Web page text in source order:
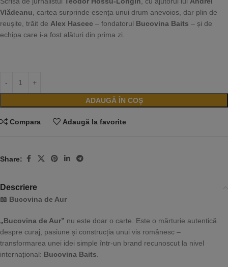
Vlădeanu, cartea surprinde esența unui drum anevoios, dar plin de
reușite, trăit de Alex Hascec – fondatorul Bucovina Baits – și de
echipa care i-a fost alături din prima zi.
ADAUGĂ ÎN COȘ
Compara Adaugă la favorite
Share:
Descriere
📖 Bucovina de Aur
„Bucovina de Aur” nu este doar o carte. Este o mărturie autentică
despre curaj, pasiune și construcția unui vis românesc –
transformarea unei idei simple într-un brand recunoscut la nivel
internațional: Bucovina Baits.